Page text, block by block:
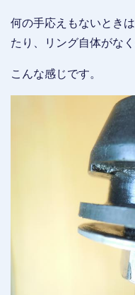
何の手応えもないとき
たり、リング自体がな
こんな感じです。